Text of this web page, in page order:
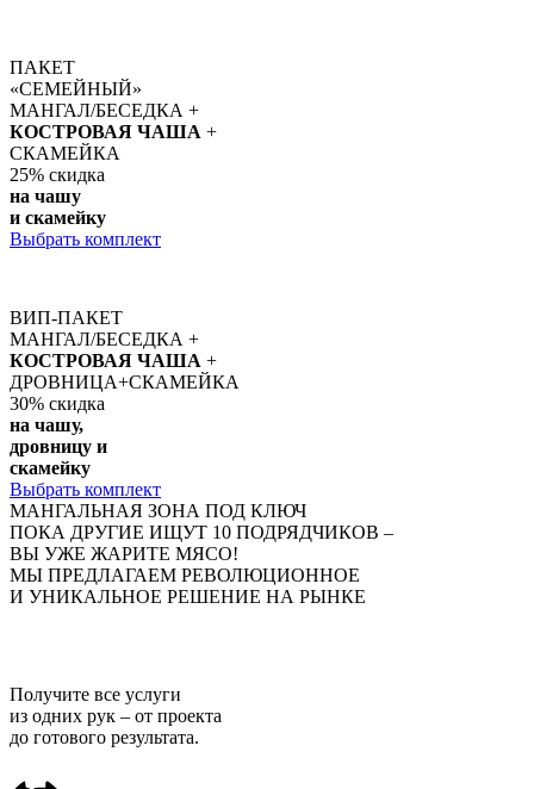
ПАКЕТ
«СЕМЕЙНЫЙ»
МАНГАЛ/БЕСЕДКА +
КОСТРОВАЯ ЧАША +
СКАМЕЙКА
25% скидка
на чашу
и скамейку
Выбрать комплект
ВИП-ПАКЕТ
МАНГАЛ/БЕСЕДКА +
КОСТРОВАЯ ЧАША +
ДРОВНИЦА+СКАМЕЙКА
30% скидка
на чашу,
дровницу и
скамейку
Выбрать комплект
МАНГАЛЬНАЯ ЗОНА ПОД КЛЮЧ
ПОКА ДРУГИЕ ИЩУТ 10 ПОДРЯДЧИКОВ –
ВЫ УЖЕ ЖАРИТЕ МЯСО!
МЫ ПРЕДЛАГАЕМ РЕВОЛЮЦИОННОЕ
И УНИКАЛЬНОЕ РЕШЕНИЕ НА РЫНКЕ
Получите все услуги
из одних рук – от проекта
до готового результата.